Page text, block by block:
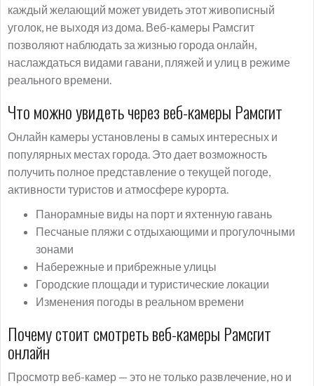
каждый желающий может увидеть этот живописный
уголок, не выходя из дома. Веб-камеры Рамсгит
позволяют наблюдать за жизнью города онлайн,
наслаждаться видами гавани, пляжей и улиц в режиме
реального времени.
Что можно увидеть через веб-камеры Рамсгит
Онлайн камеры установлены в самых интересных и
популярных местах города. Это дает возможность
получить полное представление о текущей погоде,
активности туристов и атмосфере курорта.
Панорамные виды на порт и яхтенную гавань
Песчаные пляжи с отдыхающими и прогулочными
зонами
Набережные и прибрежные улицы
Городские площади и туристические локации
Изменения погоды в реальном времени
Почему стоит смотреть веб-камеры Рамсгит
онлайн
Просмотр веб-камер — это не только развлечение, но и